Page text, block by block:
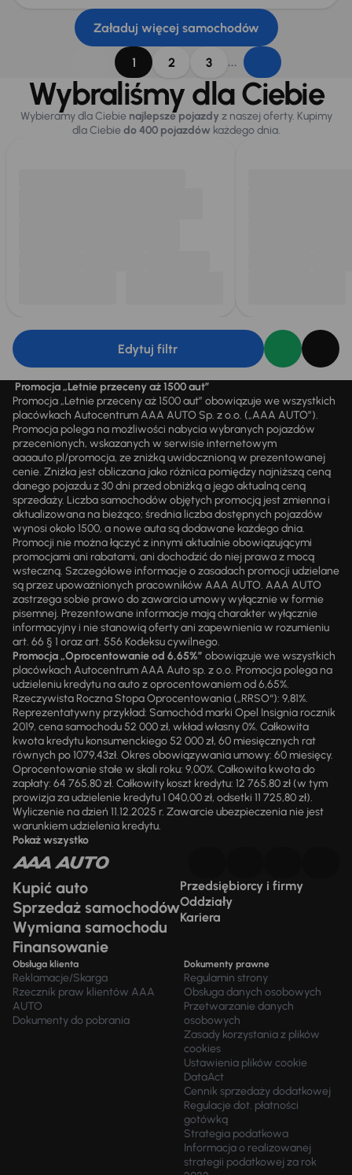
Załaduj więcej samochodów
1 2 3 ...
Wybraliśmy dla Ciebie
Wybieramy dla Ciebie najlepsze pojazdy z naszej oferty. Kupimy
dla Ciebiedo 400 pojazdówkażdego dnia.
Edytuj filtr
Promocja „Letnie przeceny aż 1500 aut”
Promocja „Letnie przeceny aż 1500 aut” obowiązuje we wszystkich
placówkach Autocentrum AAA AUTO Sp. z o.o. („AAA AUTO”).
Promocja polega na możliwości nabycia wybranych pojazdów
przecenionych, wskazanych w serwisie internetowym
aaaauto.pl/promocja, ze zniżką uwidocznioną w prezentowanej
cenie. Zniżka jest obliczana jako różnica pomiędzy najniższą ceną
danego pojazdu z 30 dni przed obniżką a jego aktualną ceną
sprzedaży. Liczba samochodów objętych promocją jest zmienna i
aktualizowana na bieżąco; średnia liczba dostępnych pojazdów
wynosi około 1500, a nowe auta są dodawane każdego dnia.
Promocji nie można łączyć z innymi aktualnie obowiązującymi
promocjami ani rabatami, ani dochodzić do niej prawa z mocą
wsteczną. Szczegółowe informacje o zasadach promocji udzielane
są przez upoważnionych pracowników AAA AUTO. AAA AUTO
zastrzega sobie prawo do zawarcia umowy wyłącznie w formie
pisemnej. Prezentowane informacje mają charakter wyłącznie
informacyjny i nie stanowią oferty ani zapewnienia w rozumieniu
art. 66 § 1 oraz art. 556 Kodeksu cywilnego.
Promocja „Oprocentowanie od 6,65%” obowiązuje we wszystkich
placówkach Autocentrum AAA Auto sp. z o.o. Promocja polega na
udzieleniu kredytu na auto z oprocentowaniem od 6,65%.
Rzeczywista Roczna Stopa Oprocentowania („RRSO“): 9,81%.
Reprezentatywny przykład: Samochód marki Opel Insignia rocznik
2019, cena samochodu 52 000 zł, wkład własny 0%. Całkowita
kwota kredytu konsumenckiego 52 000 zł, 60 miesięcznych rat
równych po 1079,43zł. Okres obowiązywania umowy: 60 miesięcy.
Oprocentowanie stałe w skali roku: 9,00%. Całkowita kwota do
zapłaty: 64 765,80 zł. Całkowity koszt kredytu: 12 765,80 zł (w tym
prowizja za udzielenie kredytu 1 040,00 zł, odsetki 11 725,80 zł).
Wyliczenie na dzień 11.12.2025 r. Zawarcie ubezpieczenia nie jest
warunkiem udzielenia kredytu.
Pokaż wszystko
Kupić auto
Sprzedaż samochodów
Wymiana samochodu
Finansowanie
Przedsiębiorcy i firmy
Oddziały
Kariera
Obsługa klienta
Reklamacje/Skarga
Rzecznik praw klientów AAA
AUTO
Dokumenty do pobrania
Dokumenty prawne
Regulamin strony
Obsługa danych osobowych
Przetwarzanie danych
osobowych
Zasady korzystania z plików
cookies
Ustawienia plików cookie
DataAct
Cennik sprzedaży dodatkowej
Regulacje dot. płatności
gotówką
Strategia podatkowa
Informacja o realizowanej
strategii podatkowej za rok